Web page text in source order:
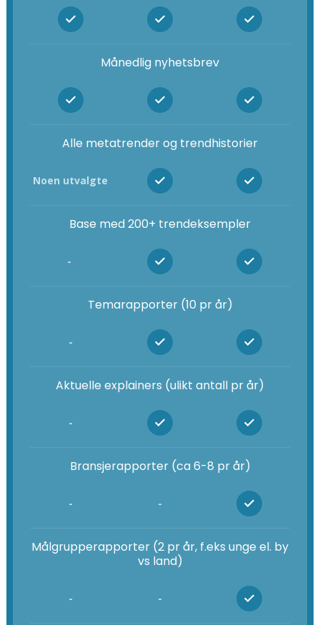
Månedlig nyhetsbrev
Alle metatrender og trendhistorier
Noen utvalgte
Base med 200+ trendeksempler
-
Temarapporter (10 pr år)
-
Aktuelle explainers (ulikt antall pr år)
-
Bransjerapporter (ca 6-8 pr år)
- -
Målgrupperapporter (2 pr år, f.eks unge el. by
vs land)
- -